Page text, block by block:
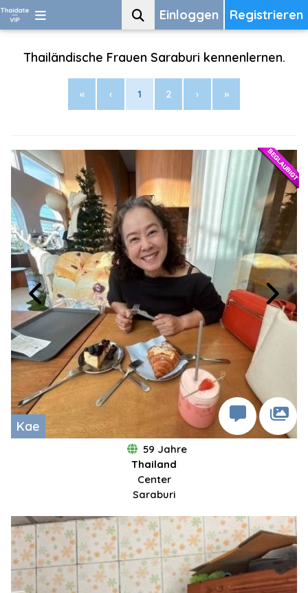
Registrieren
Einloggen
Thailändische Frauen Saraburi kennenlernen.
« ‹ 1 2 › »
Kae
59 Jahre
Thailand
Center
Saraburi